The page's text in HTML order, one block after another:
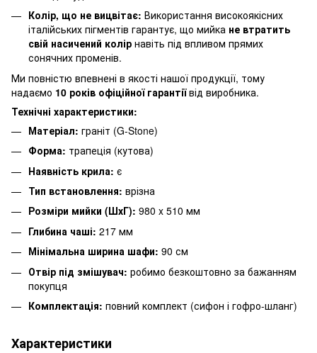
Колір, що не вицвітає: Використання високоякісних
італійських пігментів гарантує, що мийка не втратить
свій насичений колір навіть під впливом прямих
сонячних променів.
Ми повністю впевнені в якості нашої продукції, тому
надаємо 10 років офіційної гарантіївід виробника.
Технічні характеристики:
Матеріал: граніт (G-Stone)
Форма: трапеція (кутова)
Наявність крила: є
Тип встановлення: врізна
Розміри мийки (ШхГ): 980 x 510 мм
Глибина чаші: 217 мм
Мінімальна ширина шафи: 90 см
Отвір під змішувач: робимо безкоштовно за бажанням
покупця
Комплектація: повний комплект (сифон і гофро-шланг)
Характеристики